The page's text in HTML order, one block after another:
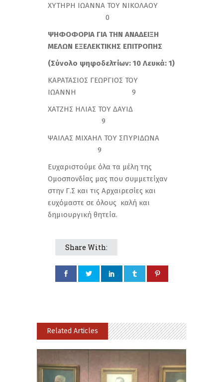
ΧΥΤΗΡΗ ΙΩΑΝΝΑ ΤΟΥ ΝΙΚΟΛΑΟΥ
0
ΨΗΦΟΦΟΡΙΑ ΓΙΑ ΤΗΝ ΑΝΑΔΕΙΞΗ
ΜΕΛΩΝ ΕΞΕΛΕΚΤΙΚΗΣ ΕΠΙΤΡΟΠΗΣ
(Σύνολο ψηφοδελτίων: 10 Λευκά: 1)
ΚΑΡΑΤΑΣΙΟΣ ΓΕΩΡΓΙΟΣ ΤΟΥ
ΙΩΑΝΝΗ 9
ΧΑΤΖΗΣ ΗΛΙΑΣ ΤΟΥ ΔΑΥΙΔ
9
ΨΑΙΛΑΣ ΜΙΧΑΗΛ ΤΟΥ ΣΠΥΡΙΔΩΝΑ
9
Ευχαριστούμε όλα τα μέλη της
Ομοσπονδίας μας που συμμετείχαν
στην Γ.Σ και τις Αρχαιρεσίες και
ευχόμαστε σε όλους καλή και
δημιουργική θητεία.
Share With:
Related Articles